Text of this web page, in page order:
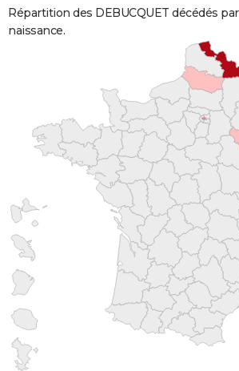
Répartition des DEBUCQUET décédés
naissance.